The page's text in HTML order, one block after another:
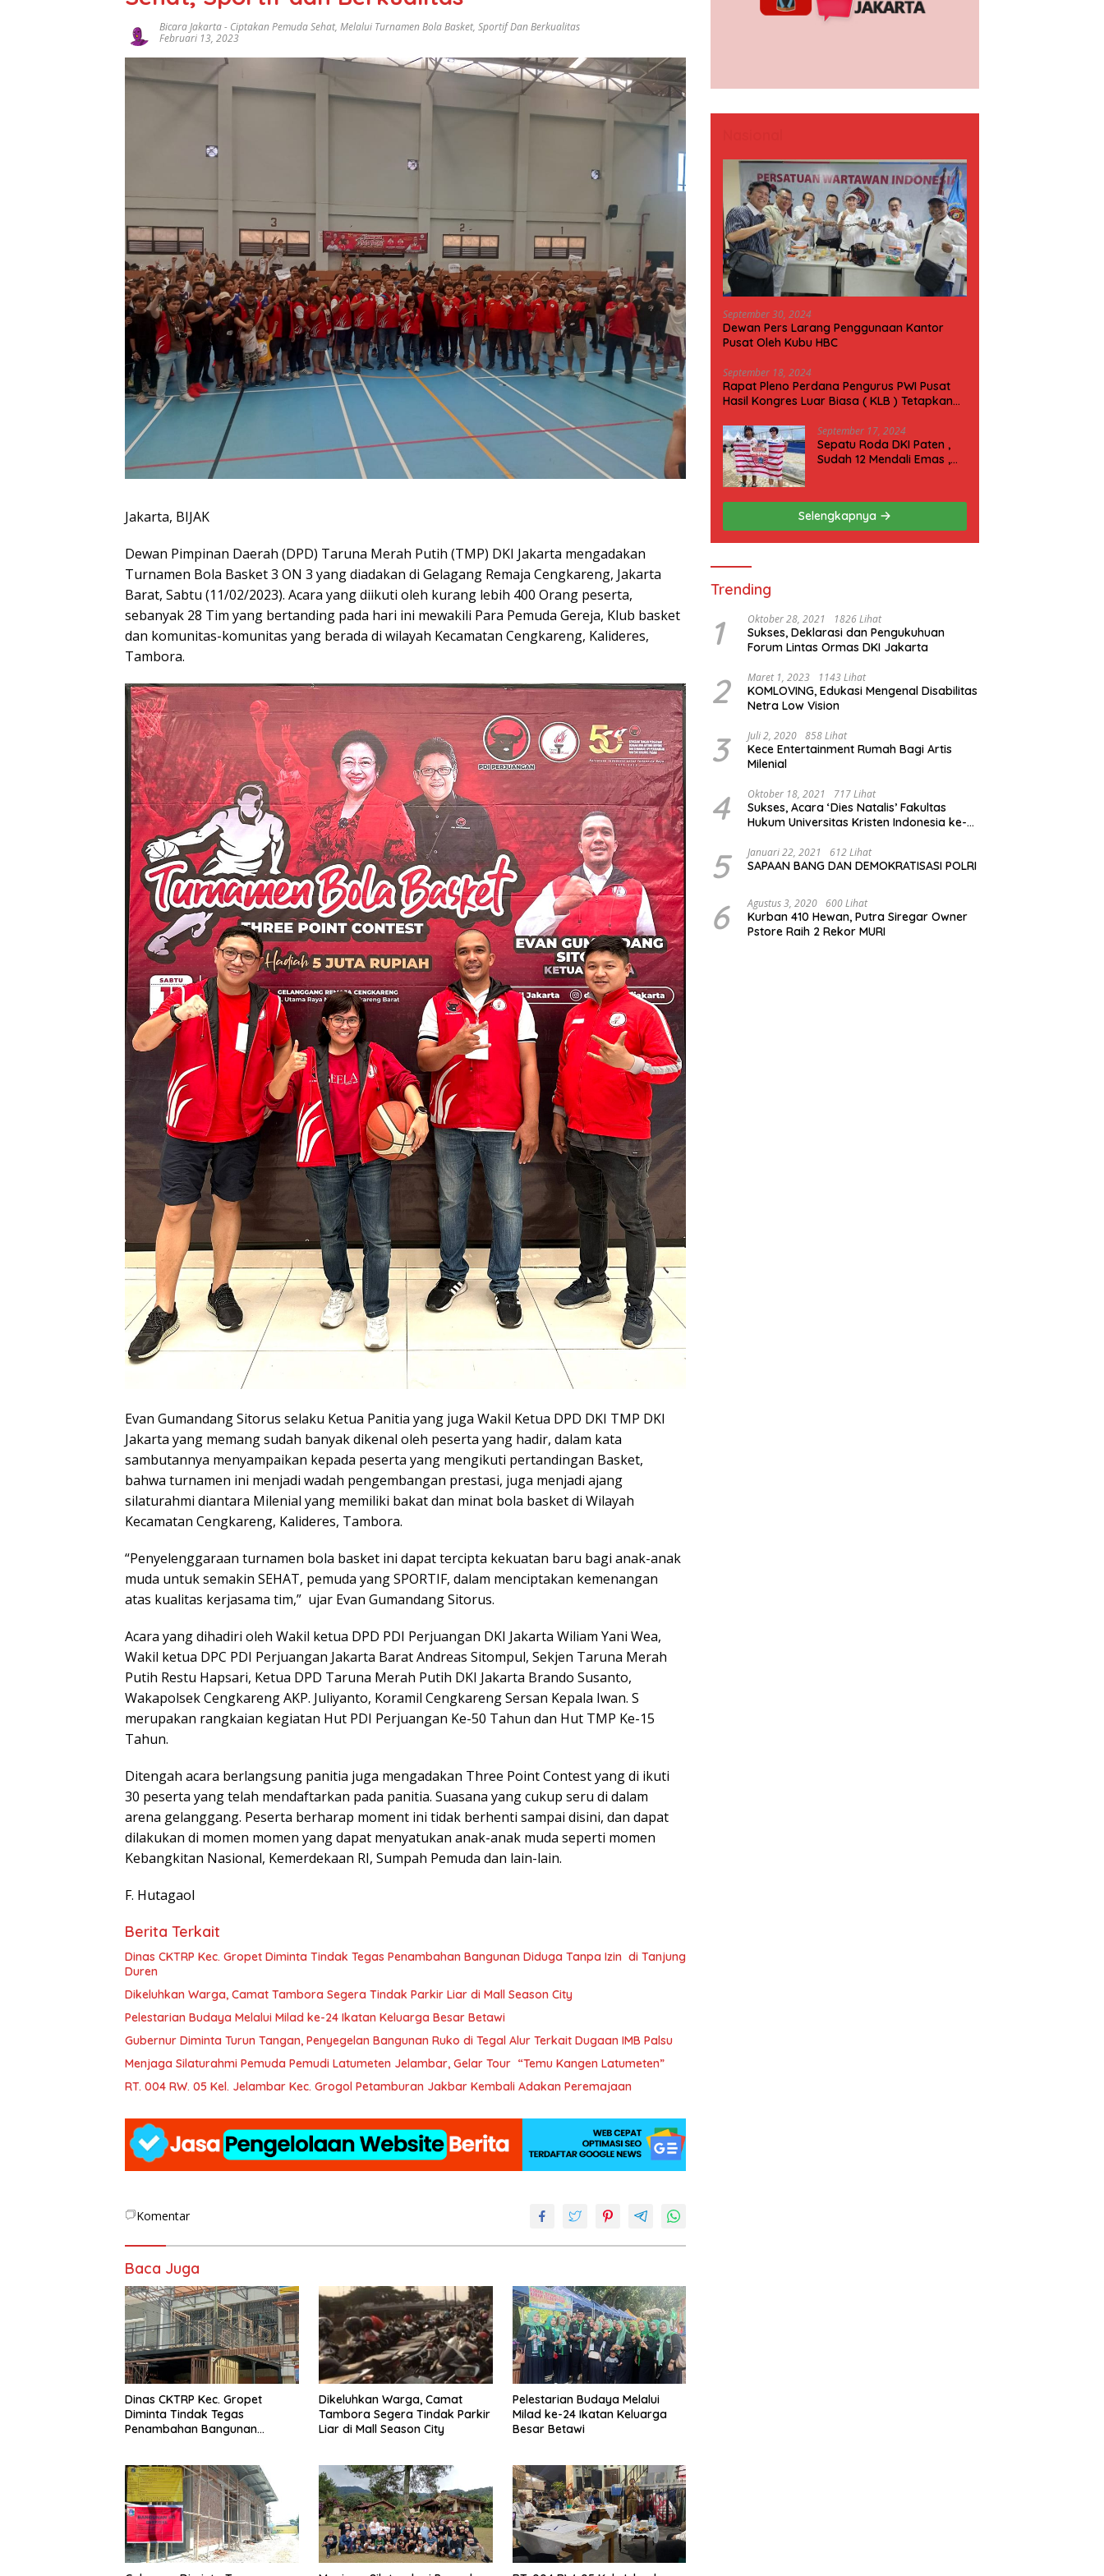
Bicara Jakarta- Ciptakan Pemuda Sehat, Melalui Turnamen Bola Basket, Sportif Dan Berkualitas
Februari 13, 2023
Jakarta, BIJAK
Dewan Pimpinan Daerah (DPD) Taruna Merah Putih (TMP) DKI Jakarta mengadakan
Turnamen Bola Basket 3 ON 3 yang diadakan di Gelagang Remaja Cengkareng, Jakarta
Barat, Sabtu (11/02/2023). Acara yang diikuti oleh kurang lebih 400 Orang peserta,
sebanyak 28 Tim yang bertanding pada hari ini mewakili Para Pemuda Gereja, Klub basket
dan komunitas-komunitas yang berada di wilayah Kecamatan Cengkareng, Kalideres,
Tambora.
Evan Gumandang Sitorus selaku Ketua Panitia yang juga Wakil Ketua DPD DKI TMP DKI
Jakarta yang memang sudah banyak dikenal oleh peserta yang hadir, dalam kata
sambutannya menyampaikan kepada peserta yang mengikuti pertandingan Basket,
bahwa turnamen ini menjadi wadah pengembangan prestasi, juga menjadi ajang
silaturahmi diantara Milenial yang memiliki bakat dan minat bola basket di Wilayah
Kecamatan Cengkareng, Kalideres, Tambora.
“Penyelenggaraan turnamen bola basket ini dapat tercipta kekuatan baru bagi anak-anak
muda untuk semakin SEHAT, pemuda yang SPORTIF, dalam menciptakan kemenangan
atas kualitas kerjasama tim,” ujar Evan Gumandang Sitorus.
Acara yang dihadiri oleh Wakil ketua DPD PDI Perjuangan DKI Jakarta Wiliam Yani Wea,
Wakil ketua DPC PDI Perjuangan Jakarta Barat Andreas Sitompul, Sekjen Taruna Merah
Putih Restu Hapsari, Ketua DPD Taruna Merah Putih DKI Jakarta Brando Susanto,
Wakapolsek Cengkareng AKP. Juliyanto, Koramil Cengkareng Sersan Kepala Iwan. S
merupakan rangkaian kegiatan Hut PDI Perjuangan Ke-50 Tahun dan Hut TMP Ke-15
Tahun.
Ditengah acara berlangsung panitia juga mengadakan Three Point Contest yang di ikuti
30 peserta yang telah mendaftarkan pada panitia. Suasana yang cukup seru di dalam
arena gelanggang. Peserta berharap moment ini tidak berhenti sampai disini, dan dapat
dilakukan di momen momen yang dapat menyatukan anak-anak muda seperti momen
Kebangkitan Nasional, Kemerdekaan RI, Sumpah Pemuda dan lain-lain.
F. Hutagaol
Berita Terkait
Dinas CKTRP Kec. Gropet Diminta Tindak Tegas Penambahan Bangunan Diduga Tanpa Izin di Tanjung
Duren
Dikeluhkan Warga, Camat Tambora Segera Tindak Parkir Liar di Mall Season City
Pelestarian Budaya Melalui Milad ke-24 Ikatan Keluarga Besar Betawi
Gubernur Diminta Turun Tangan, Penyegelan Bangunan Ruko di Tegal Alur Terkait Dugaan IMB Palsu
Menjaga Silaturahmi Pemuda Pemudi Latumeten Jelambar, Gelar Tour “Temu Kangen Latumeten”
RT. 004 RW. 05 Kel. Jelambar Kec. Grogol Petamburan Jakbar Kembali Adakan Peremajaan
Komentar
Baca Juga
Dinas CKTRP Kec. Gropet
Diminta Tindak Tegas
Penambahan Bangunan
Dikeluhkan Warga, Camat
Tambora Segera Tindak Parkir
Liar di Mall Season City
Pelestarian Budaya Melalui
Milad ke-24 Ikatan Keluarga
Besar Betawi
September 30, 2024
Dewan Pers Larang Penggunaan Kantor
Pusat Oleh Kubu HBC
September 18, 2024
Rapat Pleno Perdana Pengurus PWI Pusat
Hasil Kongres Luar Biasa ( KLB ) Tetapkan
September 17, 2024
Sepatu Roda DKI Paten ,
Sudah 12 Mendali Emas ,
Selengkapnya
Trending
1 Oktober 28, 2021 1826 Lihat
Sukses, Deklarasi dan Pengukuhuan
Forum Lintas Ormas DKI Jakarta
2 Maret 1, 2023 1143 Lihat
KOMLOVING, Edukasi Mengenal Disabilitas
Netra Low Vision
3 Juli 2, 2020 858 Lihat
Kece Entertainment Rumah Bagi Artis
Milenial
4 Oktober 18, 2021 717 Lihat
Sukses, Acara ‘Dies Natalis’ Fakultas
Hukum Universitas Kristen Indonesia ke-
5 Januari 22, 2021 612 Lihat
SAPAAN BANG DAN DEMOKRATISASI POLRI
6 Agustus 3, 2020 600 Lihat
Kurban 410 Hewan, Putra Siregar Owner
Pstore Raih 2 Rekor MURI